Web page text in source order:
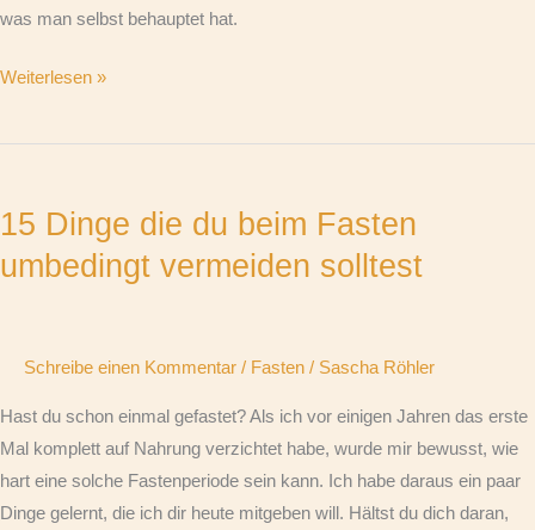
was man selbst behauptet hat.
Weiterlesen »
15 Dinge die du beim Fasten
umbedingt vermeiden solltest
Schreibe einen Kommentar / Fasten / Sascha Röhler
Hast du schon einmal gefastet? Als ich vor einigen Jahren das erste
Mal komplett auf Nahrung verzichtet habe, wurde mir bewusst, wie
hart eine solche Fastenperiode sein kann. Ich habe daraus ein paar
Dinge gelernt, die ich dir heute mitgeben will. Hältst du dich daran,
die
du
solltest